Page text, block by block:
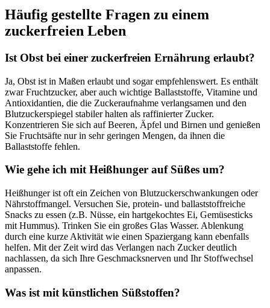
Häufig gestellte Fragen zu einem
zuckerfreien Leben
Ist Obst bei einer zuckerfreien Ernährung erlaubt?
Ja, Obst ist in Maßen erlaubt und sogar empfehlenswert. Es enthält
zwar Fruchtzucker, aber auch wichtige Ballaststoffe, Vitamine und
Antioxidantien, die die Zuckeraufnahme verlangsamen und den
Blutzuckerspiegel stabiler halten als raffinierter Zucker.
Konzentrieren Sie sich auf Beeren, Äpfel und Birnen und genießen
Sie Fruchtsäfte nur in sehr geringen Mengen, da ihnen die
Ballaststoffe fehlen.
Wie gehe ich mit Heißhunger auf Süßes um?
Heißhunger ist oft ein Zeichen von Blutzuckerschwankungen oder
Nährstoffmangel. Versuchen Sie, protein- und ballaststoffreiche
Snacks zu essen (z.B. Nüsse, ein hartgekochtes Ei, Gemüsesticks
mit Hummus). Trinken Sie ein großes Glas Wasser. Ablenkung
durch eine kurze Aktivität wie einen Spaziergang kann ebenfalls
helfen. Mit der Zeit wird das Verlangen nach Zucker deutlich
nachlassen, da sich Ihre Geschmacksnerven und Ihr Stoffwechsel
anpassen.
Was ist mit künstlichen Süßstoffen?